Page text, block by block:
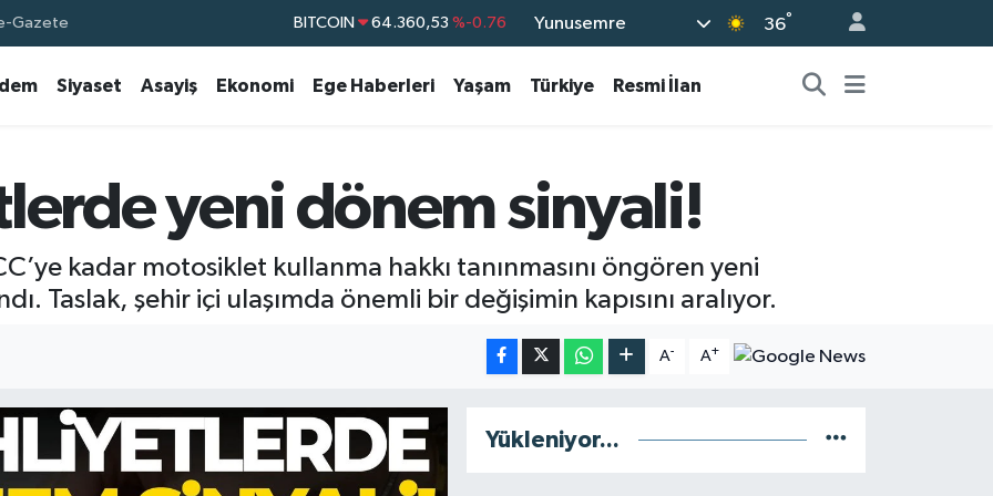
Gazete BITCOIN 64.360,53 %-0.76
EURO 55,0265 %0.01
BİST100 13.887 %64
Yunusemre 36°
Siyaset Asayiş Ekonomi Ege Haberleri Yaşam Türkiye Resmi İlan
yeni dönem sinyali!
kadar motosiklet kullanma hakkı tanınmasını öngören yeni
Taslak, şehir içi ulaşımda önemli bir değişimin kapısını aralıyor.
A- A+
Yükleniyor...